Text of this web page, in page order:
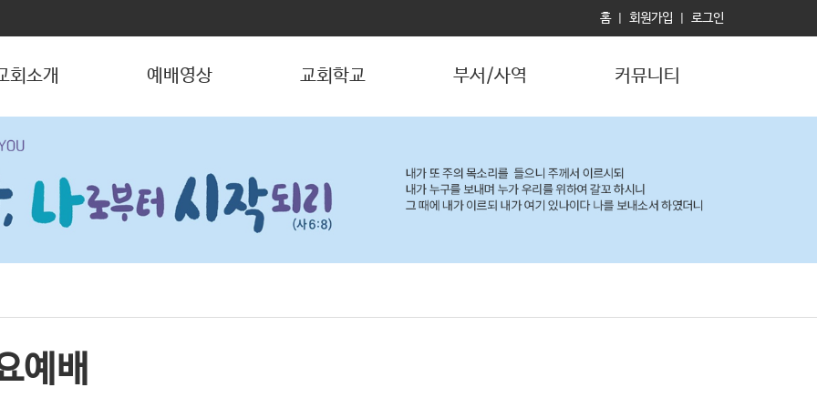
홈 회원가입 로그인
회소개 예배영상 교회학교 부서/사역 커뮤니티
예배